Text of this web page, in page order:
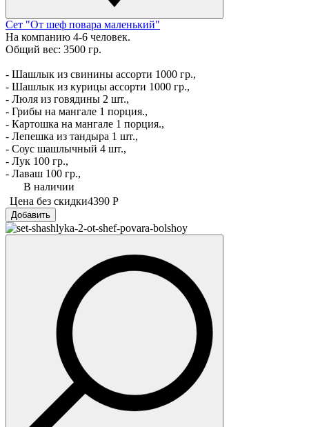
Сет "От шеф повара маленький"
На компанию 4-6 человек.
Общий вес: 3500 гр.
- Шашлык из свинины ассорти 1000 гр.,
- Шашлык из курицы ассорти 1000 гр.,
- Люля из говядины 2 шт.,
- Грибы на мангале 1 порция.,
- Картошка на мангале 1 порция.,
- Лепешка из тандыра 1 шт.,
- Соус шашлычный 4 шт.,
- Лук 100 гр.,
- Лаваш 100 гр.,
В наличии
Цена без скидки4390 Р
Добавить